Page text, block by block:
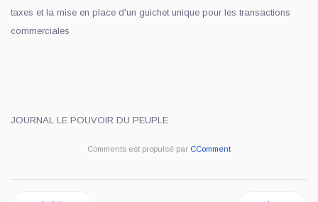
taxes et la mise en place d'un guichet unique pour les transactions
commerciales
JOURNAL LE POUVOIR DU PEUPLE
Comments est propulsé par CComment